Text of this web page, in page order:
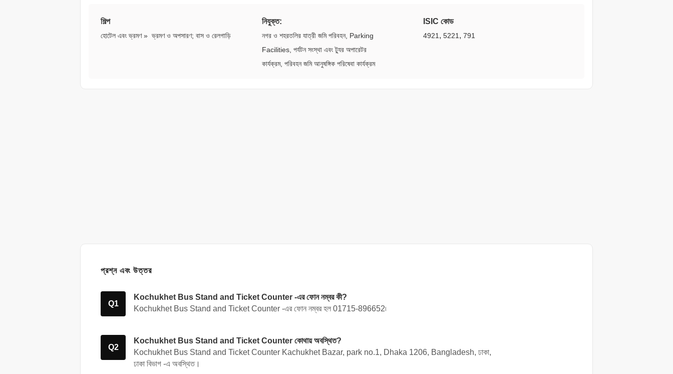
শিল্প
হোটেল এবং ভ্রমণ»ভ্রমণ ও অপসারণ; বাস ও রেলগাড়ি
নিযুক্ত:
নগর ও শহরতলির যাত্রী জমি পরিবহন, Parking
Facilities, পর্যটন সংস্থা এবং ট্যুর অপারেটর
কার্যক্রম, পরিবহন জমি আনুষঙ্গিক পরিষেবা কার্যক্রম
ISIC কোড
4921, 5221, 791
প্রশ্ন এবং উত্তর
Q1
Kochukhet Bus Stand and Ticket Counter -এর ফোন নম্বর কী?
Kochukhet Bus Stand and Ticket Counter -এর ফোন নম্বর হল 01715-896652৷
Q2
Kochukhet Bus Stand and Ticket Counter কোথায় অবস্থিত?
Kochukhet Bus Stand and Ticket Counter Kachukhet Bazar, park no.1, Dhaka 1206, Bangladesh, ঢাকা,
ঢাকা বিভাগ -এ অবস্থিত।